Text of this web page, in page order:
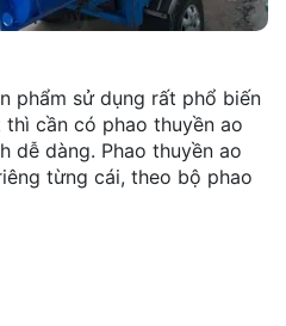
phẩm sử dụng rất phổ biến
cần có phao thuyền ao
dễ dàng. Phao thuyền ao
từng cái, theo bộ phao